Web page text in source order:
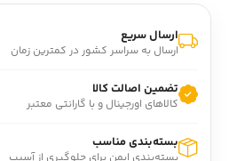
ارسال سریع
ارسال به سراسر کشور در کمترین زمان
تضمین اصالت کالا
کالاهای اورجینال و با گارانتی معتبر
بسته‌بندی مناسب